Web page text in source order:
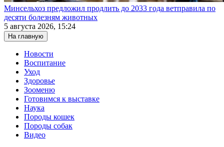
Минсельхоз предложил продлить до 2033 года ветправила по
десяти болезням животных
5 августа 2026, 15:24
На главную
Новости
Воспитание
Уход
Здоровье
Зооменю
Готовимся к выставке
Наука
Породы кошек
Породы собак
Видео